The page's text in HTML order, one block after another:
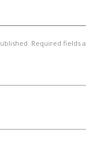
Required fields